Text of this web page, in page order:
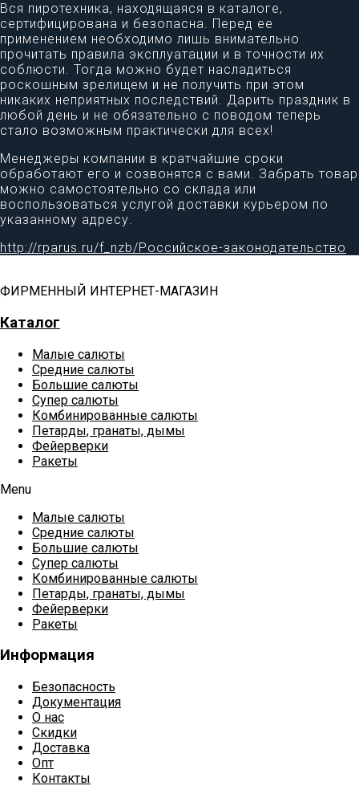
Вся пиротехника, находящаяся в каталоге,
сертифицирована и безопасна. Перед ее
применением необходимо лишь внимательно
прочитать правила эксплуатации и в точности их
соблюсти. Тогда можно будет насладиться
роскошным зрелищем и не получить при этом
никаких неприятных последствий. Дарить праздник в
любой день и не обязательно с поводом теперь
стало возможным практически для всех!
Менеджеры компании в кратчайшие сроки
обработают его и созвонятся с вами. Забрать товар
можно самостоятельно со склада или
воспользоваться услугой доставки курьером по
указанному адресу.
http://rparus.ru/f_nzb/Российское-законодательство
ФИРМЕННЫЙ ИНТЕРНЕТ-МАГАЗИН
Каталог
Малые салюты
Средние салюты
Большие салюты
Супер салюты
Комбинированные салюты
Петарды, гранаты, дымы
Фейерверки
Ракеты
Menu
Малые салюты
Средние салюты
Большие салюты
Супер салюты
Комбинированные салюты
Петарды, гранаты, дымы
Фейерверки
Ракеты
Информация
Безопасность
Документация
О нас
Скидки
Доставка
Опт
Контакты